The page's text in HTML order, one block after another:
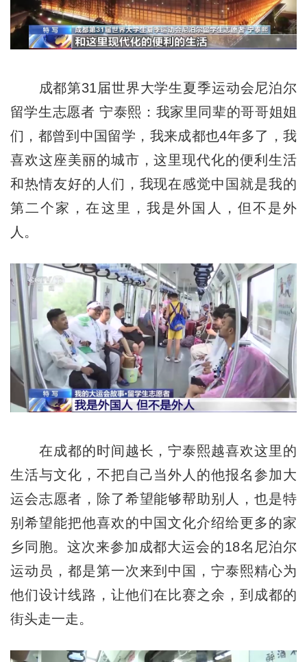
成都第31届世界大学生夏季运动会尼泊尔
留学生志愿者 宁泰熙：我家里同辈的哥哥姐姐
们，都曾到中国留学，我来成都也4年多了，我
喜欢这座美丽的城市，这里现代化的便利生活
和热情友好的人们，我现在感觉中国就是我的
第二个家，在这里，我是外国人，但不是外
人。
在成都的时间越长，宁泰熙越喜欢这里的
生活与文化，不把自己当外人的他报名参加大
运会志愿者，除了希望能够帮助别人，也是特
别希望能把他喜欢的中国文化介绍给更多的家
乡同胞。这次来参加成都大运会的18名尼泊尔
运动员，都是第一次来到中国，宁泰熙精心为
他们设计线路，让他们在比赛之余，到成都的
街头走一走。